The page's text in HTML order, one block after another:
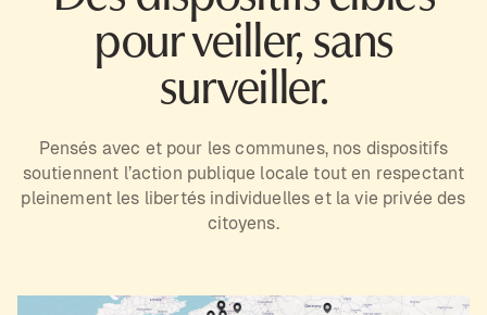
pour veiller, sans
surveiller.
Pensés avec et pour les communes, nos dispositifs
soutiennent l’action publique locale tout en respectant
pleinement les libertés individuelles et la vie privée des
citoyens.